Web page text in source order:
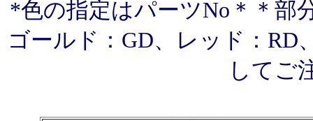
*色の指定はパーツNo＊＊部
ゴールド：GD、レッド：RD
してご